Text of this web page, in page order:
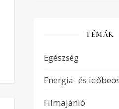
TÉMÁK
Egészség
Energia- és
Filmajánló